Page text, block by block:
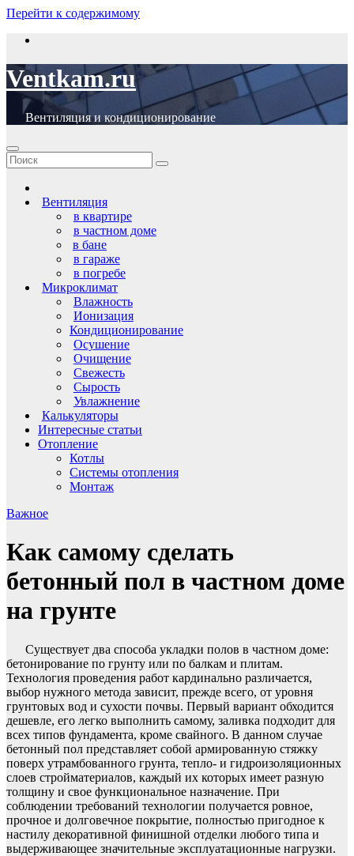
Перейти к содержимому
Ventkam.ru
Вентиляция и кондиционирование
Вентиляция
в квартире
в частном доме
в бане
в гараже
в погребе
Микроклимат
Влажность
Ионизация
Кондиционирование
Осушение
Очищение
Свежесть
Сырость
Увлажнение
Калькуляторы
Интересные статьи
Отопление
Котлы
Системы отопления
Монтаж
Важное
Как самому сделать
бетонный пол в частном доме
на грунте
Существует два способа укладки полов в частном доме:
бетонирование по грунту или по балкам и плитам.
Технология проведения работ кардинально различается,
выбор нужного метода зависит, прежде всего, от уровня
грунтовых вод и сухости почвы. Первый вариант обходится
дешевле, его легко выполнить самому, заливка подходит для
всех типов фундамента, кроме свайного. В данном случае
бетонный пол представляет собой армированную стяжку
поверх утрамбованного грунта, тепло- и гидроизоляционных
слоев стройматериалов, каждый их которых имеет разную
толщину и свое функциональное назначение. При
соблюдении требований технологии получается ровное,
прочное и долговечное покрытие, полностью пригодное к
настилу декоративной финишной отделки любого типа и
выдерживающее значительные эксплуатационные нагрузки.